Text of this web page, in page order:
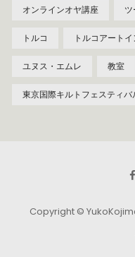
オンラインオヤ講座
トルコ トルコアート
ユヌス・エムレ 教室
東京国際キルトフェスティバ
Copyright ©